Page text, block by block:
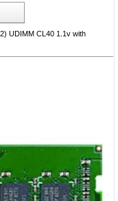
UDIMM CL40 1.1v with